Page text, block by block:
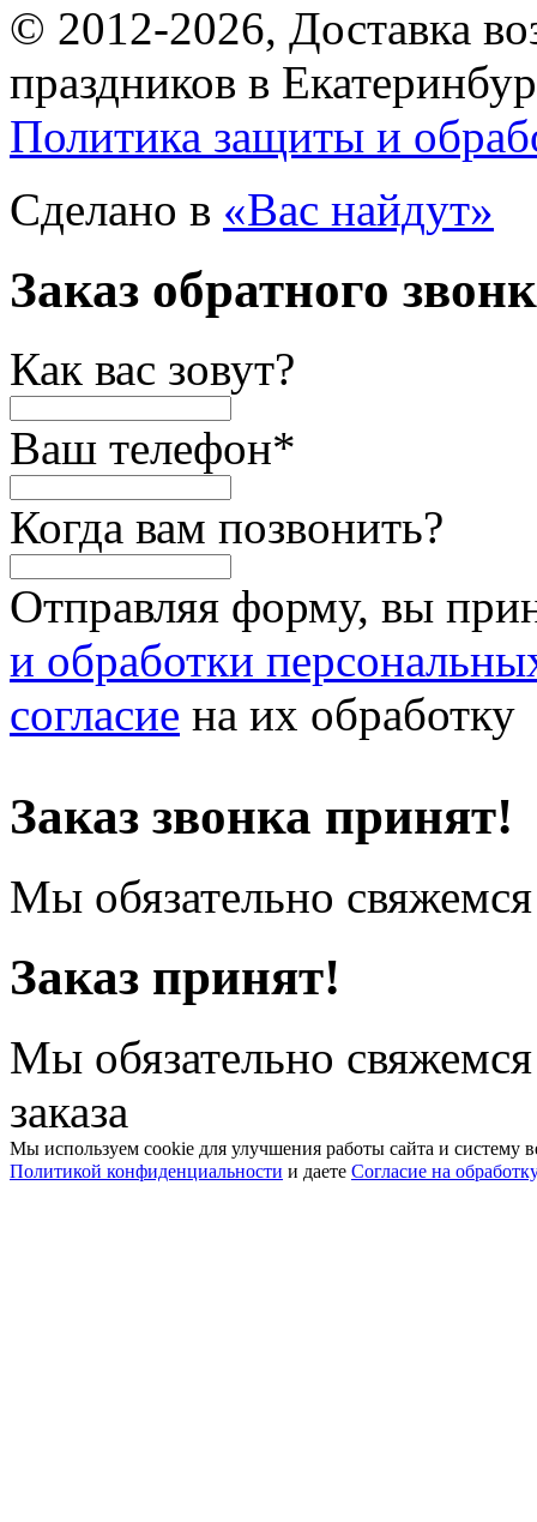
© 2012-2026, Доставка
праздников в
Политика защиты и
Сделано в «Вас найдут»
Заказ обратного
Как вас зовут?
Ваш телефон*
Когда вам позвонить?
Отправляя форму, вы
и обработки
согласие на их обработку
Заказ звонка принят!
Мы обязательно
Заказ принят!
Мы обязательно
заказа
Мы используем cookie для улучшения работы сайта и систему
Политикой конфиденциальности и даете Согласие на